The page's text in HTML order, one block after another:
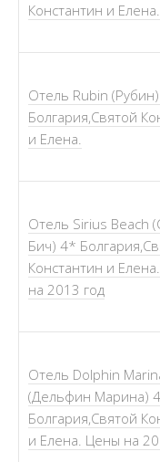
Константин и Елена.
Отель Rubin
Болгария,Святой
и Елена.
Отель Sirius Beach
Бич) 4*
Константин и
на 2013 год
Отель Dolphin
(Дельфин Марина)
Болгария,Святой
и Елена. Цены на